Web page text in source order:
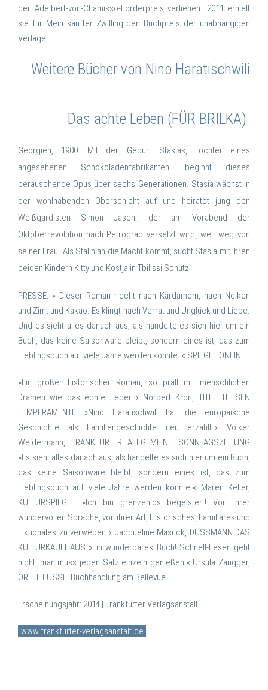
der Adelbert-von-Chamisso-Förderpreis verliehen. 2011 erhielt
sie für Mein sanfter Zwilling den Buchpreis der unabhängigen
Verlage.
Weitere Bücher von Nino Haratischwili
Das achte Leben (FÜR BRILKA)
Georgien, 1900: Mit der Geburt Stasias, Tochter eines
angesehenen Schokoladenfabrikanten, beginnt dieses
berauschende Opus über sechs Generationen. Stasia wächst in
der wohlhabenden Oberschicht auf und heiratet jung den
Weißgardisten Simon Jaschi, der am Vorabend der
Oktoberrevolution nach Petrograd versetzt wird, weit weg von
seiner Frau. Als Stalin an die Macht kommt, sucht Stasia mit ihren
beiden Kindern Kitty und Kostja in Tbilissi Schutz.
PRESSE: » Dieser Roman riecht nach Kardamom, nach Nelken
und Zimt und Kakao. Es klingt nach Verrat und Unglück und Liebe.
Und es sieht alles danach aus, als handelte es sich hier um ein
Buch, das keine Saisonware bleibt, sondern eines ist, das zum
Lieblingsbuch auf viele Jahre werden könnte. « SPIEGEL ONLINE
»Ein großer historischer Roman, so prall mit menschlichen
Dramen wie das echte Leben.« Norbert Kron, TITEL THESEN
TEMPERAMENTE »Nino Haratischwili hat die europäische
Geschichte als Familiengeschichte neu erzählt.« Volker
Weidermann, FRANKFURTER ALLGEMEINE SONNTAGSZEITUNG
»Es sieht alles danach aus, als handelte es sich hier um ein Buch,
das keine Saisonware bleibt, sondern eines ist, das zum
Lieblingsbuch auf viele Jahre werden könnte.« Maren Keller,
KULTURSPIEGEL »Ich bin grenzenlos begeistert! Von ihrer
wundervollen Sprache, von ihrer Art, Historisches, Familiäres und
Fiktionales zu verweben.« Jacqueline Masuck, DUSSMANN DAS
KULTURKAUFHAUS »Ein wunderbares Buch! Schnell-Lesen geht
nicht, man muss jeden Satz einzeln genießen.« Ursula Zangger,
ORELL FÜSSLI Buchhandlung am Bellevue.
Erscheinungsjahr: 2014 | Frankfurter Verlagsanstalt
www.frankfurter-verlagsanstalt.de